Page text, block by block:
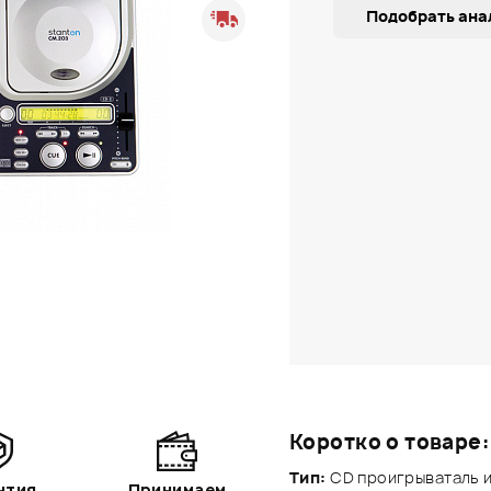
Коротко о товаре:
Тип: CD проигрываталь
Подобрать